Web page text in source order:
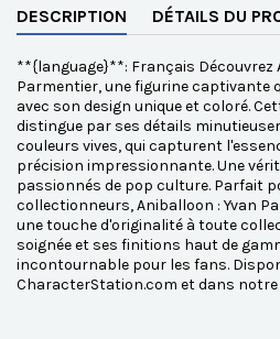
DESCRIPTION DÉTAILS DU
**{language}**: Français Découvrez
Parmentier, une figurine captivante
avec son design unique et coloré.
distingue par ses détails
couleurs vives, qui capturent
précision impressionnante. Une
passionnés de pop culture. Parfait
collectionneurs, Aniballoon : Yvan
une touche d'originalité à toute
soignée et ses finitions haut de
incontournable pour les fans.
CharacterStation.com et dans notre